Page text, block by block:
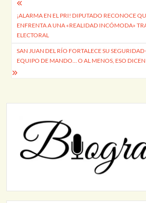
Navegación
de
entradas
¡ALARMA EN EL PRI! DIPUTADO RECONOCE
ENFRENTA A UNA «REALIDAD INCÓMODA»
ELECTORAL
SAN JUAN DEL RÍO FORTALECE SU
EQUIPO DE MANDO… O AL MENOS, ESO DICEN